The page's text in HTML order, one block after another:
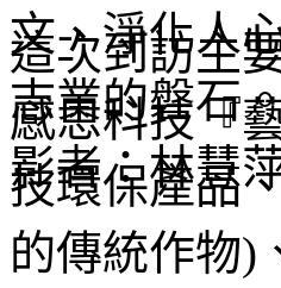
這次到訪主
感恩科技『
技環保產品
的傳統作物)